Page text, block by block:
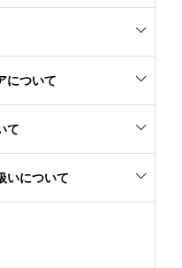
について
て
いについて